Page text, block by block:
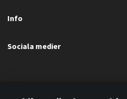
Info
Sociala medier